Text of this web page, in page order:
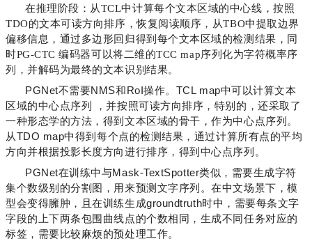
在推理阶段：从TCL中计算每个文本区域的中心线，按照
TDO的文本可读方向排序，恢复阅读顺序，从TBO中提取边界
偏移信息，通过多边形回归得到每个文本区域的检测结果，同
时PG-CTC 编码器可以将二维的TCC map序列化为字符概率序
列，并解码为最终的文本识别结果。
PGNet不需要NMS和RoI操作。TCL map中可以计算文本
区域的中心点序列 ，并按照可读方向排序，特别的，还采取了
一种形态学的方法，得到文本区域的骨干，作为中心点序列。
从TDO map中得到每个点的检测结果，通过计算所有点的平均
方向并根据投影长度方向进行排序，得到中心点序列。
PGNet在训练中与Mask-TextSpotter类似，需要生成字符
集个数级别的分割图，用来预测文字序列。在中文场景下，模
型会变得臃肿，且在训练生成groundtruth时中，需要每条文字
字段的上下两条包围曲线点的个数相同，生成不同任务对应的
标签，需要比较麻烦的预处理工作。